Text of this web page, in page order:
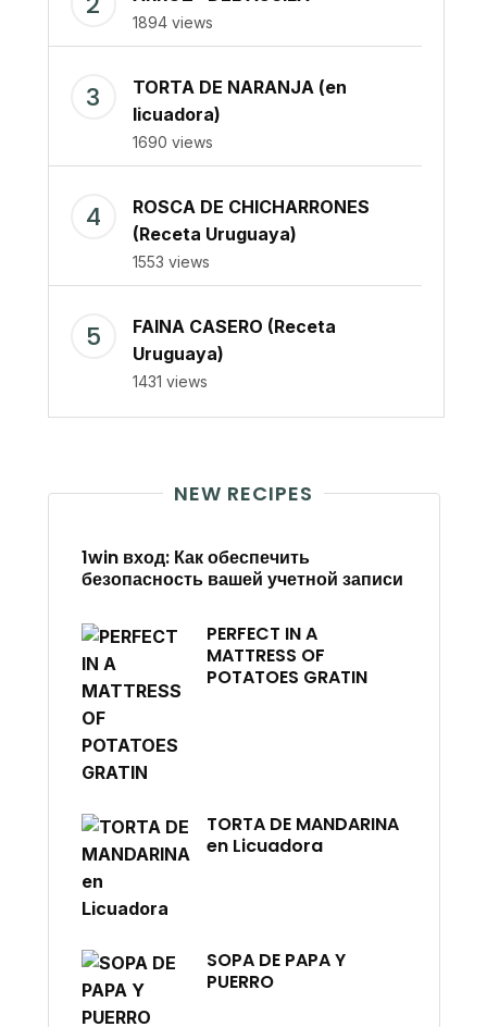
1894 views
TORTA DE NARANJA (en
licuadora)
1690 views
ROSCA DE CHICHARRONES
(Receta Uruguaya)
1553 views
FAINA CASERO (Receta
Uruguaya)
1431 views
NEW RECIPES
1win вход: Как обеспечить
безопасность вашей учетной записи
PERFECT IN A
MATTRESS OF
POTATOES GRATIN
TORTA DE MANDARINA
en Licuadora
SOPA DE PAPA Y
PUERRO